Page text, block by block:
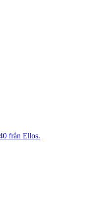
från Ellos.